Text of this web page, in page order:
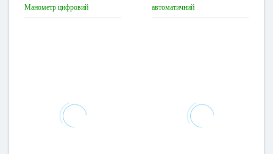
Манометр цифровий
автоматичний